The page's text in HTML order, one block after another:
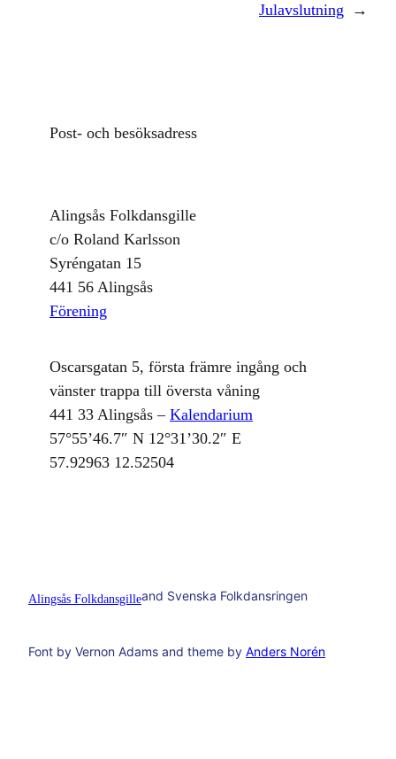
Julavslutning
→
Post- och besöksadress
Alingsås Folkdansgille
c/o Roland Karlsson
Syréngatan 15
441 56 Alingsås
Förening
Oscarsgatan 5, första främre ingång och
vänster trappa till översta våning
441 33 Alingsås – Kalendarium
57°55’46.7″ N 12°31’30.2″ E
57.92963 12.52504
Alingsås Folkdansgilleand Svenska Folkdansringen
Font by Vernon Adams and theme by Anders Norén